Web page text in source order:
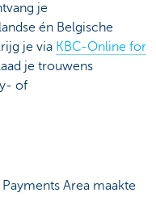
je
én Belgische
je via KBC-Online for
je trouwens
of
Area maakte